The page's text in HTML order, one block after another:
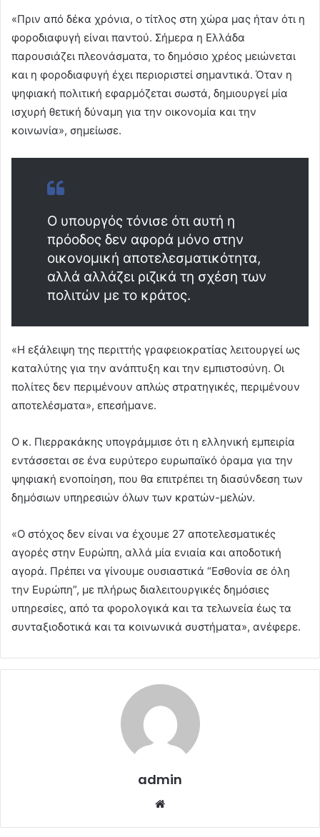
«Πριν από δέκα χρόνια, ο τίτλος στη χώρα μας ήταν ότι η
φοροδιαφυγή είναι παντού. Σήμερα η Ελλάδα
παρουσιάζει πλεονάσματα, το δημόσιο χρέος μειώνεται
και η φοροδιαφυγή έχει περιοριστεί σημαντικά. Όταν η
ψηφιακή πολιτική εφαρμόζεται σωστά, δημιουργεί μία
ισχυρή θετική δύναμη για την οικονομία και την
κοινωνία», σημείωσε.
Ο υπουργός τόνισε ότι αυτή η
πρόοδος δεν αφορά μόνο στην
οικονομική αποτελεσματικότητα,
αλλά αλλάζει ριζικά τη σχέση των
πολιτών με το κράτος.
«Η εξάλειψη της περιττής γραφειοκρατίας λειτουργεί ως
καταλύτης για την ανάπτυξη και την εμπιστοσύνη. Οι
πολίτες δεν περιμένουν απλώς στρατηγικές, περιμένουν
αποτελέσματα», επεσήμανε.
Ο κ. Πιερρακάκης υπογράμμισε ότι η ελληνική εμπειρία
εντάσσεται σε ένα ευρύτερο ευρωπαϊκό όραμα για την
ψηφιακή ενοποίηση, που θα επιτρέπει τη διασύνδεση των
δημόσιων υπηρεσιών όλων των κρατών-μελών.
«Ο στόχος δεν είναι να έχουμε 27 αποτελεσματικές
αγορές στην Ευρώπη, αλλά μία ενιαία και αποδοτική
αγορά. Πρέπει να γίνουμε ουσιαστικά “Εσθονία σε όλη
την Ευρώπη”, με πλήρως διαλειτουργικές δημόσιες
υπηρεσίες, από τα φορολογικά και τα τελωνεία έως τα
συνταξιοδοτικά και τα κοινωνικά συστήματα», ανέφερε.
admin